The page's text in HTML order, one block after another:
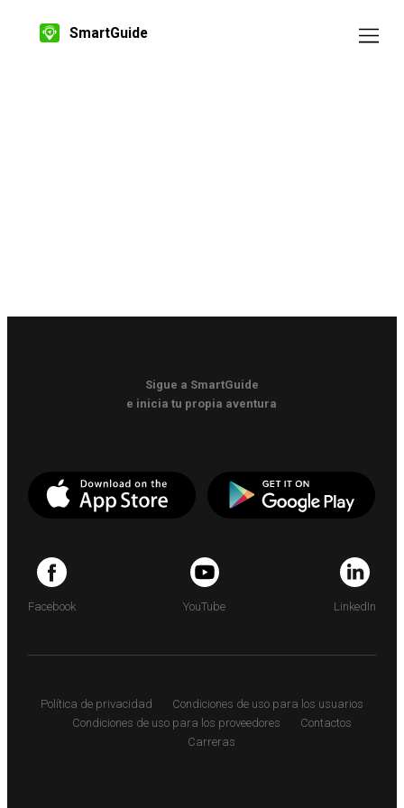
SmartGuide
Sigue a SmartGuide
e inicia tu propia aventura
Facebook YouTube LinkedIn
Política de privacidad
Condiciones de uso para los usuarios
Condiciones de uso para los proveedores
Contactos
Carreras